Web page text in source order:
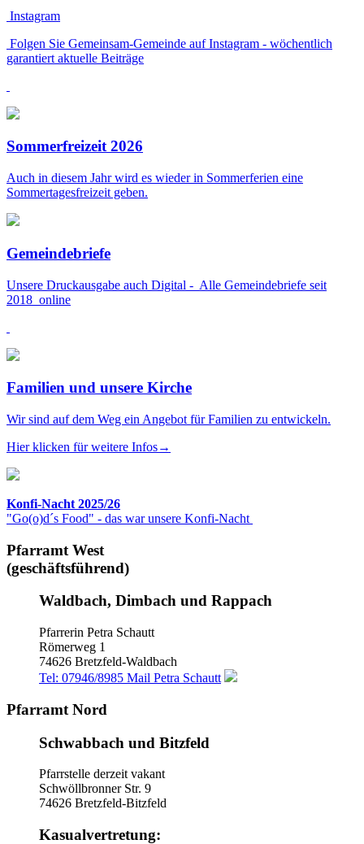
Instagram
Folgen Sie Gemeinsam-Gemeinde auf Instagram - wöchentlich
garantiert aktuelle Beiträge
Sommerfreizeit 2026
Auch in diesem Jahr wird es wieder in Sommerferien eine
Sommertagesfreizeit geben.
Gemeindebriefe
Unsere Druckausgabe auch Digital - Alle Gemeindebriefe seit
2018 online
Familien und unsere Kirche
Wir sind auf dem Weg ein Angebot für Familien zu entwickeln.
Hier klicken für weitere Infos→
Konfi-Nacht 2025/26
"Go(o)d´s Food" - das war unsere Konfi-Nacht
Pfarramt West
(geschäftsführend)
Waldbach, Dimbach und Rappach
Pfarrerin Petra Schautt
Römerweg 1
74626 Bretzfeld-Waldbach
Tel: 07946/8985 Mail Petra Schautt
Pfarramt Nord
Schwabbach und Bitzfeld
Pfarrstelle derzeit vakant
Schwöllbronner Str. 9
74626 Bretzfeld-Bitzfeld
Kasualvertretung: